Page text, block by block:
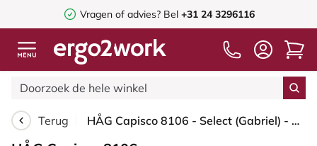
Vragen of advies? Bel +31 24 3296116
Terug HÅG Capisco 8106 - Select (Gabriel) - Wol / Polyamide - SC61188 - Light beige - Framekleur - Zwart - Gasveer - 265 mm (Zithoogte 53-79cm) - Vloercontact - Zachte wielen t.b.v. harde vloeren - Voetenring - Ja, in framekleur - Voetster - Nee, voetster in...